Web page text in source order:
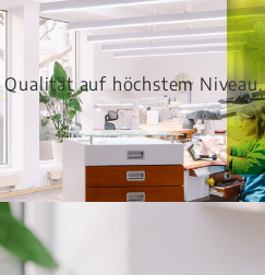
auf höchstem Niveau.